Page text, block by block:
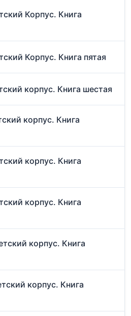
Корпус. Книга
Корпус. Книга пятая
корпус. Книга шестая
корпус. Книга
корпус. Книга
корпус. Книга
корпус. Книга
корпус. Книга